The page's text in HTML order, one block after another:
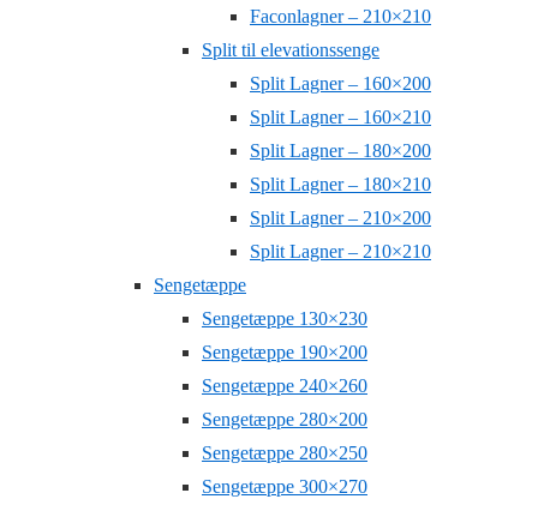
Faconlagner – 210×210
Split til elevationssenge
Split Lagner – 160×200
Split Lagner – 160×210
Split Lagner – 180×200
Split Lagner – 180×210
Split Lagner – 210×200
Split Lagner – 210×210
Sengetæppe
Sengetæppe 130×230
Sengetæppe 190×200
Sengetæppe 240×260
Sengetæppe 280×200
Sengetæppe 280×250
Sengetæppe 300×270